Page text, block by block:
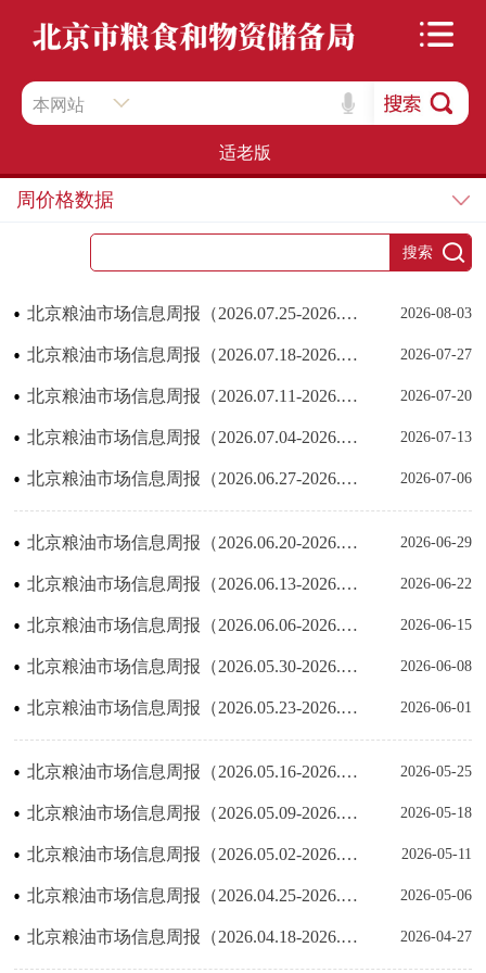
本网站
适老版
周价格数据
北京粮油市场信息周报（2026.07.25-2026.07.31） 2026-08-03
北京粮油市场信息周报（2026.07.18-2026.07.24） 2026-07-27
北京粮油市场信息周报（2026.07.11-2026.07.17） 2026-07-20
北京粮油市场信息周报（2026.07.04-2026.07.10） 2026-07-13
北京粮油市场信息周报（2026.06.27-2026.07.03） 2026-07-06
北京粮油市场信息周报（2026.06.20-2026.06.26） 2026-06-29
北京粮油市场信息周报（2026.06.13-2026.06.19） 2026-06-22
北京粮油市场信息周报（2026.06.06-2026.06.12） 2026-06-15
北京粮油市场信息周报（2026.05.30-2026.06.05） 2026-06-08
北京粮油市场信息周报（2026.05.23-2026.05.29） 2026-06-01
北京粮油市场信息周报（2026.05.16-2026.05.22） 2026-05-25
北京粮油市场信息周报（2026.05.09-2026.05.15） 2026-05-18
北京粮油市场信息周报（2026.05.02-2026.05.08） 2026-05-11
北京粮油市场信息周报（2026.04.25-2026.05.01） 2026-05-06
北京粮油市场信息周报（2026.04.18-2026.04.24） 2026-04-27